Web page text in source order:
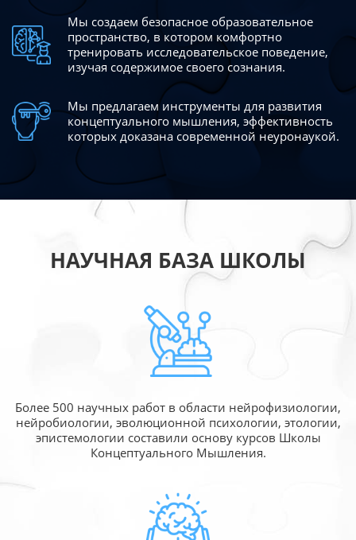
Мы создаем безопасное образовательное
пространство, в котором комфортно
тренировать исследовательское поведение,
изучая содержимое своего сознания.
Мы предлагаем инструменты для развития
концептуального мышления, эффективность
которых доказана современной неуронаукой.
НАУЧНАЯ БАЗА ШКОЛЫ
Более 500 научных работ в области нейрофизиологии,
нейробиологии, эволюционной психологии, этологии,
эпистемологии составили основу курсов Школы
Концептуального Мышления.